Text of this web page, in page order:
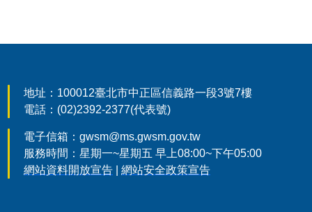
地址：100012臺北市中正區信義路一段3號7樓
電話：(02)2392-2377(代表號)
電子信箱：gwsm@ms.gwsm.gov.tw
服務時間：星期一~星期五 早上08:00~下午05:00
網站資料開放宣告
網站安全政策宣告